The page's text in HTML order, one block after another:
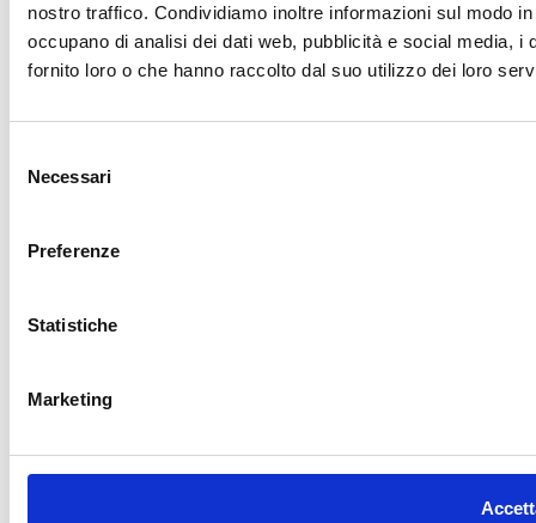
nostro traffico. Condividiamo inoltre informazioni sul modo
occupano di analisi dei dati web, pubblicità e social media,
fornito loro o che hanno raccolto dal suo utilizzo dei loro
delNecessari
Preferenze
Statistiche
Marketing